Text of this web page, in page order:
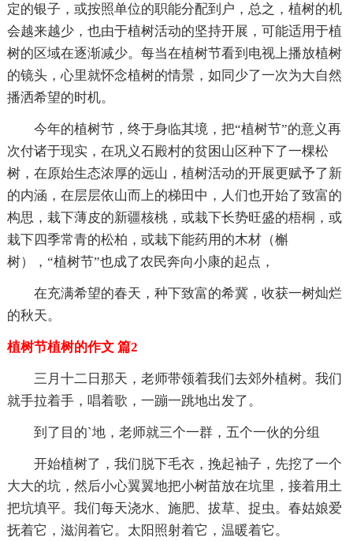
定的银子，或按照单位的职能分配到户，总之，植树的机
会越来越少，也由于植树活动的坚持开展，可能适用于植
树的区域在逐渐减少。每当在植树节看到电视上播放植树
的镜头，心里就怀念植树的情景，如同少了一次为大自然
播洒希望的时机。
今年的植树节，终于身临其境，把“植树节”的意义再
次付诸于现实，在巩义石殿村的贫困山区种下了一棵松
树，在原始生态浓厚的远山，植树活动的开展更赋予了新
的内涵，在层层依山而上的梯田中，人们也开始了致富的
构思，栽下薄皮的新疆核桃，或栽下长势旺盛的梧桐，或
栽下四季常青的松柏，或栽下能药用的木材（槲
树），“植树节”也成了农民奔向小康的起点，
在充满希望的春天，种下致富的希冀，收获一树灿烂
的秋天。
植树节植树的作文 篇2
三月十二日那天，老师带领着我们去郊外植树。我们
就手拉着手，唱着歌，一蹦一跳地出发了。
到了目的`地，老师就三个一群，五个一伙的分组
开始植树了，我们脱下毛衣，挽起袖子，先挖了一个
大大的坑，然后小心翼翼地把小树苗放在坑里，接着用土
把坑填平。我们每天浇水、施肥、拔草、捉虫。春姑娘爱
抚着它，滋润着它。太阳照射着它，温暖着它。